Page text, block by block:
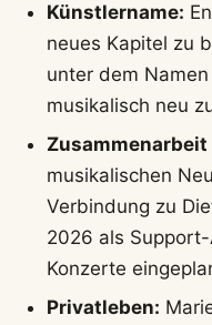
Künstlername:
neues Kapitel zu
unter dem Namen
musikalisch neu
Zusammenarbeit
musikalischen
Verbindung zu
2026 als
Konzerte
Privatleben: